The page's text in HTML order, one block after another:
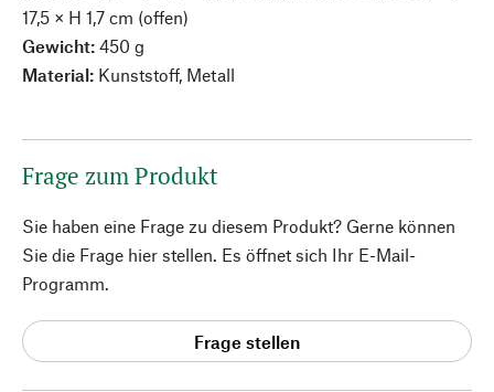
17,5 × H 1,7 cm (offen)
Gewicht: 450 g
Material: Kunststoff, Metall
Frage zum Produkt
Sie haben eine Frage zu diesem Produkt? Gerne können
Sie die Frage hier stellen. Es öffnet sich Ihr E-Mail-
Programm.
Frage stellen